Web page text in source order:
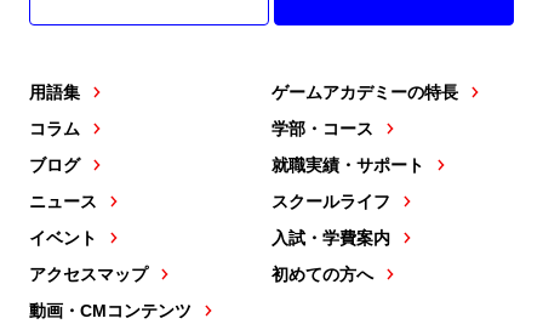
用語集
コラム
ブログ
ニュース
イベント
アクセスマップ
動画・CMコンテンツ
ゲームアカデミーの特長
学部・コース
就職実績・サポート
スクールライフ
入試・学費案内
初めての方へ